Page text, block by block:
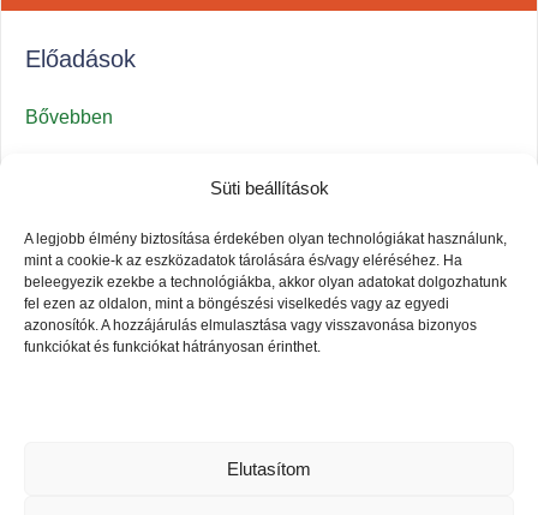
Süti beállítások
A legjobb élmény biztosítása érdekében olyan technológiákat használunk,
mint a cookie-k az eszközadatok tárolására és/vagy eléréséhez. Ha
beleegyezik ezekbe a technológiákba, akkor olyan adatokat dolgozhatunk
fel ezen az oldalon, mint a böngészési viselkedés vagy az egyedi
azonosítók. A hozzájárulás elmulasztása vagy visszavonása bizonyos
funkciókat és funkciókat hátrányosan érinthet.
Elutasítom
Előadások
Bővebben
Előző 1 2 3 4 … 6 Következő
Összes projektünk
Telki Közéleti Klub Egyesület | 13-02-0008690 |